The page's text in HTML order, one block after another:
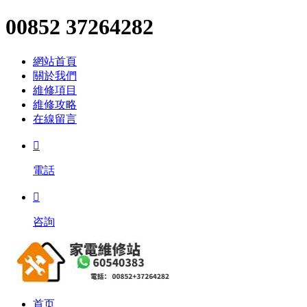
00852 37264282
網站首頁
關於我們
維修項目
維修攻略
在線留言

電話

咨詢
首页